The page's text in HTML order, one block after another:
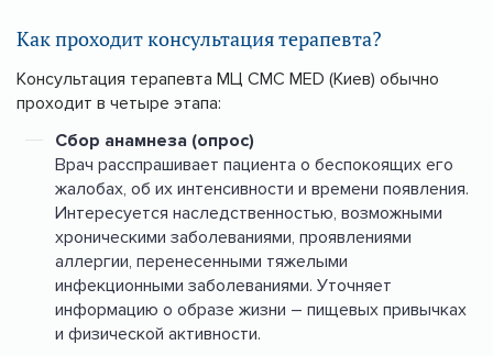
Как проходит консультация терапевта?
Консультация терапевта МЦ CMC MED (Киев) обычно
проходит в четыре этапа:
Сбор анамнеза (опрос)
Врач расспрашивает пациента о беспокоящих его
жалобах, об их интенсивности и времени появления.
Интересуется наследственностью, возможными
хроническими заболеваниями, проявлениями
аллергии, перенесенными тяжелыми
инфекционными заболеваниями. Уточняет
информацию о образе жизни – пищевых привычках
и физической активности.